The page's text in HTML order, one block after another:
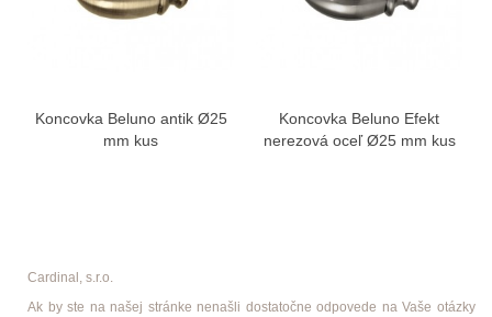
Koncovka Beluno antik Ø25
mm kus
Koncovka Beluno Efekt
nerezová oceľ Ø25 mm kus
Cardinal, s.r.o.
Ak by ste na našej stránke nenašli dostatočne odpovede na Vaše otázky